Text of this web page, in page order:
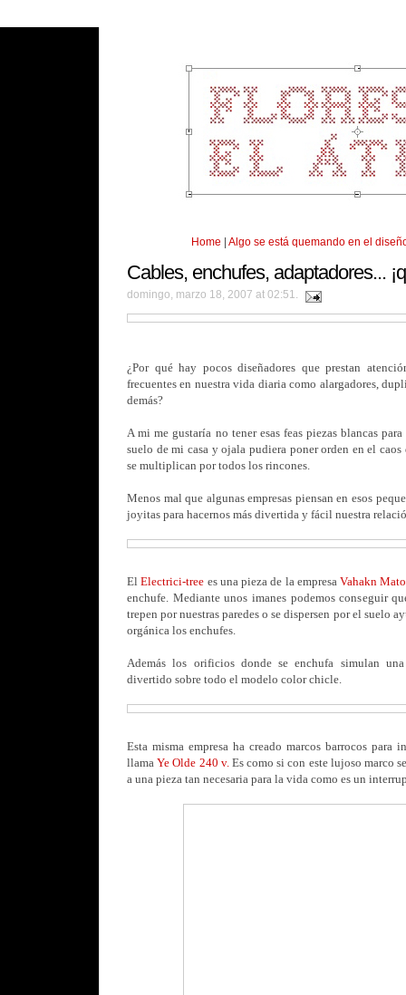
Home | Algo se está quemando en el
Cables, enchufes, adaptadores...
domingo, marzo 18, 2007 at 02:51.
¿Por qué hay pocos diseñadores que prestan
frecuentes en nuestra vida diaria como alargadores,
demás?
A mi me gustaría no tener esas feas piezas blancas
suelo de mi casa y ojala pudiera poner orden en el caos
se multiplican por todos los rincones.
Menos mal que algunas empresas piensan en esos
joyitas para hacernos más divertida y fácil nuestra
ElElectrici-tree es una pieza de la empresaVahakn
enchufe. Mediante unos imanes podemos conseguir
trepen por nuestras paredes o se dispersen por el suelo
orgánica los enchufes.
Además los orificios donde se enchufa simulan
divertido sobre todo el modelo color chicle.
Esta misma empresa ha creado marcos barrocos para
llamaYe Olde 240 v.Es como si con este lujoso marco
a una pieza tan necesaria para la vida como es un